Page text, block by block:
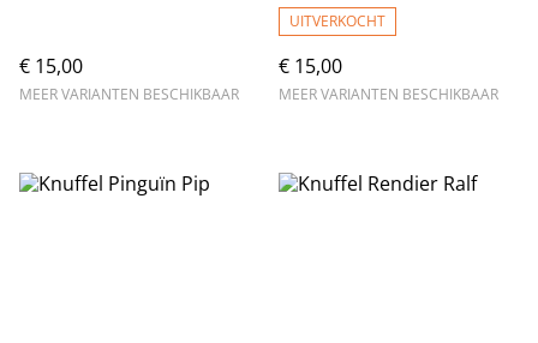
€ 15,00
MEER VARIANTEN BESCHIKBAAR
UITVERKOCHT
€ 15,00
MEER VARIANTEN BESCHIKBAAR